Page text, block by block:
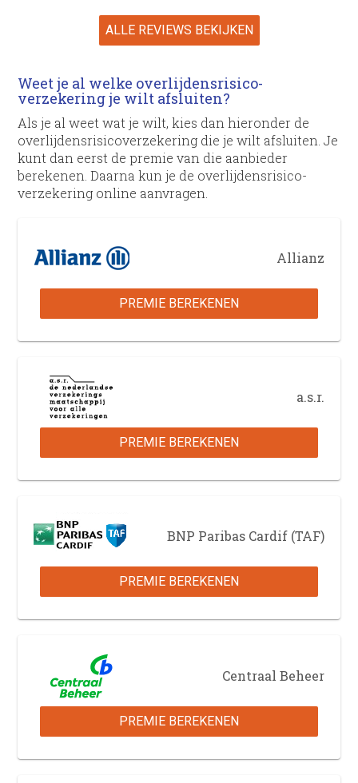
ALLE REVIEWS BEKIJKEN
Weet je al welke overlijdens­risico­
verzekering je wilt afsluiten?
Als je al weet wat je wilt, kies dan hieronder de
overlijdens­risico­verzekering die je wilt afsluiten. Je
kunt dan eerst de premie van die aanbieder
berekenen. Daarna kun je de overlijdens­risico­
verzekering online aanvragen.
Allianz
PREMIE BEREKENEN
a.s.r.
PREMIE BEREKENEN
BNP Paribas Cardif (TAF)
PREMIE BEREKENEN
Centraal Beheer
PREMIE BEREKENEN